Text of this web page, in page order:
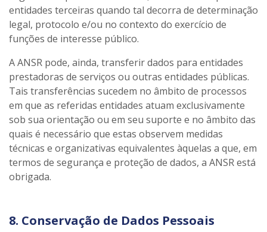
entidades terceiras quando tal decorra de determinação
legal, protocolo e/ou no contexto do exercício de
funções de interesse público.
A ANSR pode, ainda, transferir dados para entidades
prestadoras de serviços ou outras entidades públicas.
Tais transferências sucedem no âmbito de processos
em que as referidas entidades atuam exclusivamente
sob sua orientação ou em seu suporte e no âmbito das
quais é necessário que estas observem medidas
técnicas e organizativas equivalentes àquelas a que, em
termos de segurança e proteção de dados, a ANSR está
obrigada.
8. Conservação de Dados Pessoais